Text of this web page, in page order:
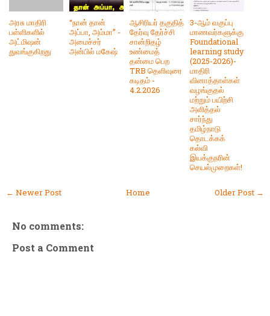
அரசு மாதிரி
பள்ளிகளில்
அட்மிஷன்
துவங்குகிறது
“நான் தான்
அப்பா, அம்மா” -
அமைச்சர்
அன்பில் மகேஷ்
ஆசிரியர் தகுதித்
தேர்வு தேர்ச்சி
சான்றிதழ்
உண்மைத்
தன்மை பெற
TRB தெளிவுரை
கடிதம் -
4.2.2026
3-ஆம் வகுப்பு
மாணவர்களுக்கு
Foundational
learning study
(2025-2026)-
மாதிரி
வினாத்தாள்கள்
வழங்குதல்
மற்றும் பயிற்சி
அளித்தல்
சார்ந்து
தமிழ்நாடு
தொடக்கக்
கல்வி
இயக்குநரின்
செயல்முறைகள்!
← Newer Post Older Post →
Home
No comments:
Post a Comment